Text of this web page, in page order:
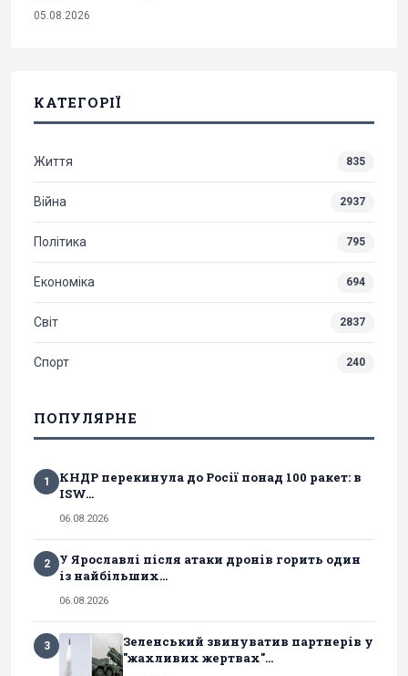
05.08.2026
КАТЕГОРІЇ
Життя 835
Війна 2937
Політика 795
Економіка 694
Світ 2837
Спорт 240
ПОПУЛЯРНЕ
1
КНДР перекинула до Росії понад 100 ракет: в
ISW...
06.08.2026
2
У Ярославлі після атаки дронів горить один
із найбільших...
06.08.2026
3
Зеленський звинуватив партнерів у
"жахливих жертвах"...